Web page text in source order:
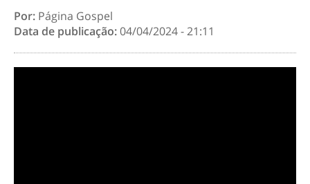
Por: Página Gospel
Data de publicação:04/04/2024 - 21:11